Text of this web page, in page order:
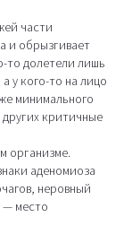
части
и обрызгивает
то долетели лишь
у кого-то на лицо
минимального
других критичные
организме.
аденомиоза
неровный
— место